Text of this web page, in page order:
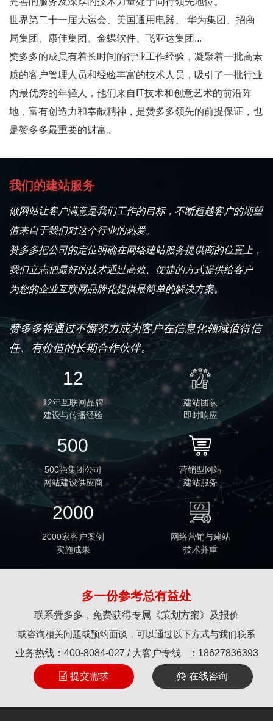
世界第二十一届大运会、美国通用电器、 华为集团、招商
局集团、康佳集团、金蝶软件、飞亚达集团...
赞多多的成员有着长时间的行业工作经验，凝聚着一批高素
质的客户管理人员和经验丰富的技术人员，吸引了一批行业
内最优秀的年轻人，他们来自IT技术和创意艺术的前沿阵
地，富有创造力和奉献精神，是赞多多领先的前提保证，也
是赞多多最重要的财富。
我们的建站服务
做网站让客户满意是我们工作的目标，不断超越客户的期望
值来自于我们对这个行业的热爱。
赞多多把公司的定位明确在网络建站服务提供商的位置上，
我们立志把最好的技术通过高效、便捷的方式提供给客户
为您的企业互联网品牌化提供最简单的解决方案。
赞多多将通过不懈努力成为客户在信息化领域值得信
任、有价值的长期合作伙伴。
12
12年互联网品牌
建设与传播经验
建站团队
即时响应
500
500强集团公司
网站建设供应商
营销型网站
建站服务
2000
2000家客户案例
实施成果
网络营销与建站
技术并重
多一份参考总有益处
联系赞多多，免费获得专属《策划方案》及报价
或咨询相关问题或预约面谈，可以通过以下方式与我们联系
业务热线： 400-8084-027 / 大客户专线 ： 18627836393
在线咨询
提交需求